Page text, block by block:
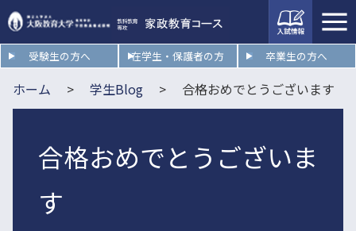
受験生の方へ 在学生・保護者の方 卒業生の方へ
入試情
報
ホーム 学生Blog 合格おめでとうございます
合格おめでとうございま
す